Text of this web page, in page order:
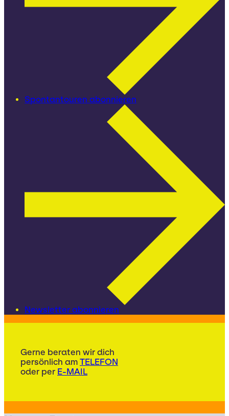
Spontantouren abonnieren
Newsletter abonnieren
Gerne beraten wir dich
persönlich am TELEFON
oder per E-MAIL